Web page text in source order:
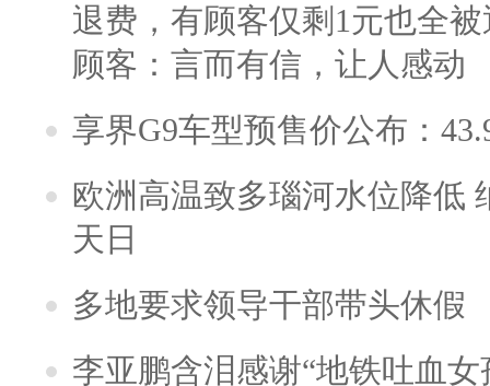
退费，有顾客仅剩1元也全
顾客：言而有信，让人感动
享界G9车型预售价公布：
欧洲高温致多瑙河水位降低
天日
多地要求领导干部带头休假
李亚鹏含泪感谢“地铁吐血